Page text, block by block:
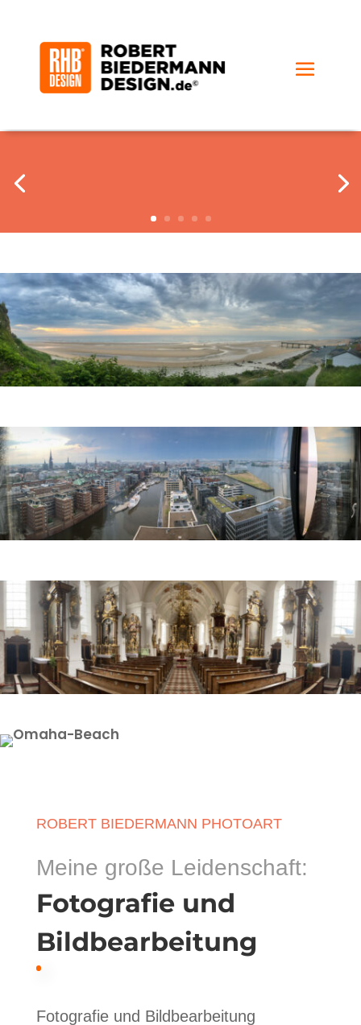
ROBERT BIEDERMANN PHOTOART
Meine große Leidenschaft:
Fotografie und
Bildbearbeitung
Fotografie und Bildbearbeitung